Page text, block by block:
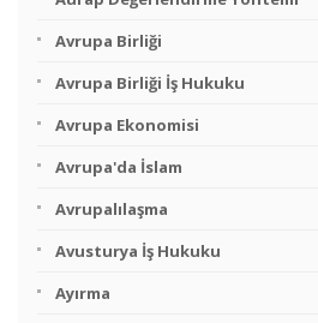
Avrupa Birliği
Avrupa Birliği İş Hukuku
Avrupa Ekonomisi
Avrupa'da İslam
Avrupalılaşma
Avusturya İş Hukuku
Ayırma